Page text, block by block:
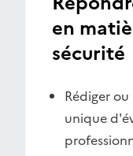
en
sécurité
Rédiger
unique